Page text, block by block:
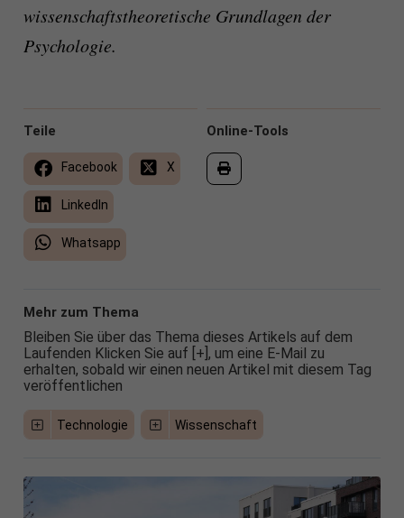
wissenschaftstheoretische Grundlagen der
Psychologie.
Online-Tools
Teile
Facebook X
LinkedIn
Whatsapp
Mehr zum Thema
Bleiben Sie über das Thema dieses Artikels auf dem
Laufenden Klicken Sie auf [+], um eine E-Mail zu
erhalten, sobald wir einen neuen Artikel mit diesem Tag
veröffentlichen
Technologie Wissenschaft